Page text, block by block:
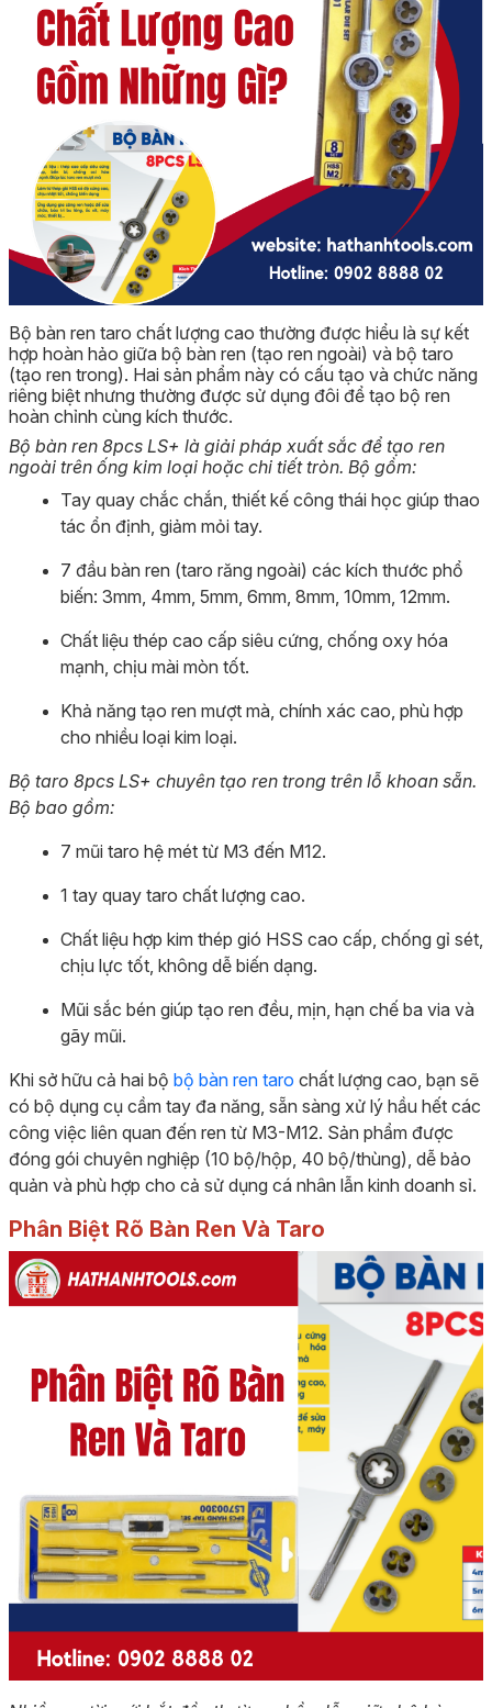
Bộ bàn ren taro chất lượng cao thường được hiểu là sự kết
hợp hoàn hảo giữa bộ bàn ren (tạo ren ngoài) và bộ taro
(tạo ren trong). Hai sản phẩm này có cấu tạo và chức năng
riêng biệt nhưng thường được sử dụng đôi để tạo bộ ren
hoàn chỉnh cùng kích thước.
Bộ bàn ren 8pcs LS+ là giải pháp xuất sắc để tạo ren
ngoài trên ống kim loại hoặc chi tiết tròn. Bộ gồm:
Tay quay chắc chắn, thiết kế công thái học giúp thao
tác ổn định, giảm mỏi tay.
7 đầu bàn ren (taro răng ngoài) các kích thước phổ
biến: 3mm, 4mm, 5mm, 6mm, 8mm, 10mm, 12mm.
Chất liệu thép cao cấp siêu cứng, chống oxy hóa
mạnh, chịu mài mòn tốt.
Khả năng tạo ren mượt mà, chính xác cao, phù hợp
cho nhiều loại kim loại.
Bộ taro 8pcs LS+ chuyên tạo ren trong trên lỗ khoan sẵn.
Bộ bao gồm:
7 mũi taro hệ mét từ M3 đến M12.
1 tay quay taro chất lượng cao.
Chất liệu hợp kim thép gió HSS cao cấp, chống gỉ sét,
chịu lực tốt, không dễ biến dạng.
Mũi sắc bén giúp tạo ren đều, mịn, hạn chế ba via và
gãy mũi.
Khi sở hữu cả hai bộ bộ bàn ren taro chất lượng cao, bạn sẽ
có bộ dụng cụ cầm tay đa năng, sẵn sàng xử lý hầu hết các
công việc liên quan đến ren từ M3-M12. Sản phẩm được
đóng gói chuyên nghiệp (10 bộ/hộp, 40 bộ/thùng), dễ bảo
quản và phù hợp cho cả sử dụng cá nhân lẫn kinh doanh sỉ.
Phân Biệt Rõ Bàn Ren Và Taro